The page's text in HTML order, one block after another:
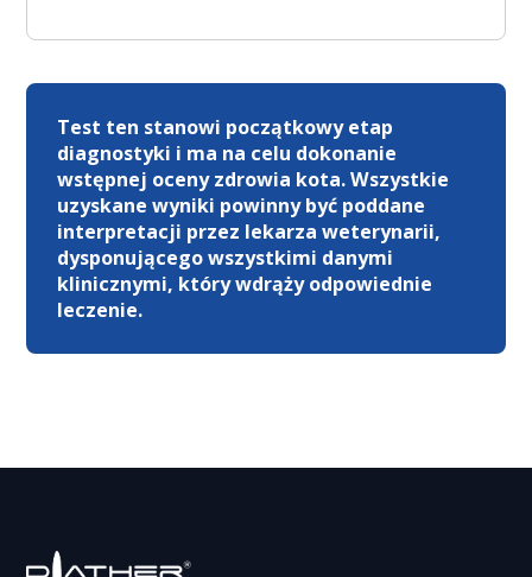
Test ten stanowi początkowy etap
diagnostyki i ma na celu dokonanie
wstępnej oceny zdrowia kota. Wszystkie
uzyskane wyniki powinny być poddane
interpretacji przez lekarza weterynarii,
dysponującego wszystkimi danymi
klinicznymi, który wdrąży odpowiednie
leczenie.